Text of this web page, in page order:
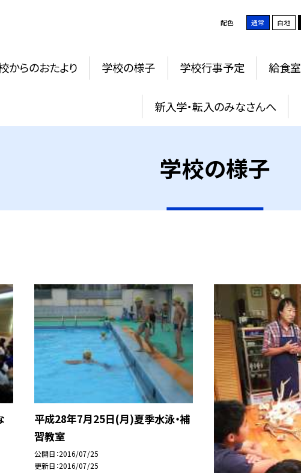
配色 通常 白地
からのおたより 学校の様子 学校行事予定 給食室
新入学・転入のみなさんへ
学校の様子
平成28年7月25日(月)夏季水泳・補
習教室
公開日 2016/07/25
更新日 2016/07/25